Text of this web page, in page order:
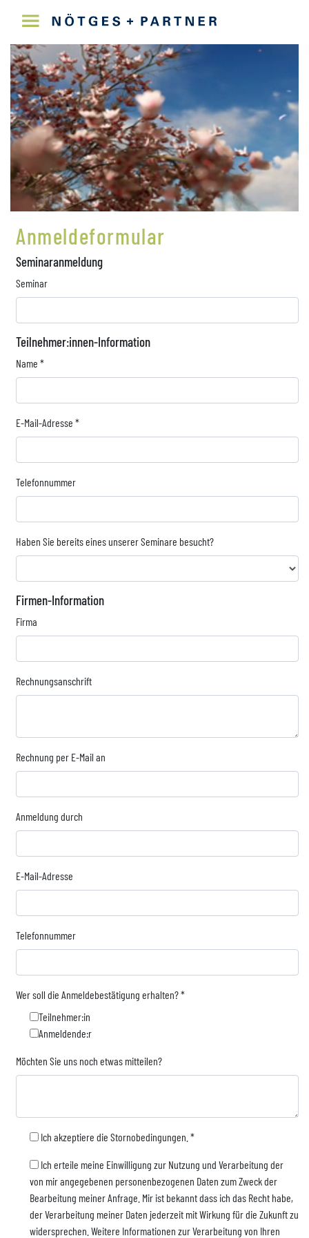
Anmeldeformular
Seminaranmeldung
Seminar
Teilnehmer:innen-Information
Name *
E-Mail-Adresse *
Telefonnummer
Haben Sie bereits eines unserer Seminare besucht?
Firmen-Information
Firma
Rechnungsanschrift
Rechnung per E-Mail an
Anmeldung durch
E-Mail-Adresse
Telefonnummer
Wer soll die Anmeldebestätigung erhalten?*
Teilnehmer:in
Anmeldende:r
Möchten Sie uns noch etwas mitteilen?
Ich akzeptiere die Stornobedingungen. *
Ich erteile meine Einwilligung zur Nutzung und Verarbeitung der
von mir angegebenen personenbezogenen Daten zum Zweck der
Bearbeitung meiner Anfrage. Mir ist bekannt dass ich das Recht habe,
der Verarbeitung meiner Daten jederzeit mit Wirkung für die Zukunft zu
widersprechen. Weitere Informationen zur Verarbeitung von Ihren